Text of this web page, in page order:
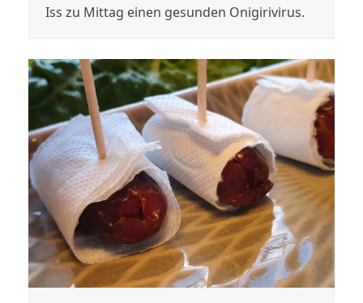
Iss zu Mittag einen gesunden Onigirivirus.